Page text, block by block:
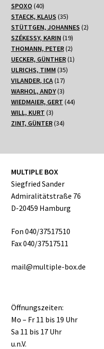
SPOXO 4040
Produkte
STAECK, KLAUS 3535
Produkte
STÜTTGEN, JOHANNES 22
SZÉKESSY, KARIN 1919
Produkte
THOMANN, PETER 22
Produkte
UECKER, GÜNTHER 11
ULRICHS, TIMM 3535
VILANDER, ICA 1717
Produkte
WARHOL, ANDY 33
Produkte
WIEDMAIER, GERT 4444
WILL, KURT 33
Produkte
ZINT, GÜNTER 3434
MULTIPLE BOX
Siegfried Sander
Admiralitätstraße 76
D-20459 Hamburg
Fon 040/37517510
Fax 040/37517511
mail@multiple-box.de
Öffnungszeiten:
Mo – Fr 11 bis 19 Uhr
Sa 11 bis 17 Uhr
u.n.V.